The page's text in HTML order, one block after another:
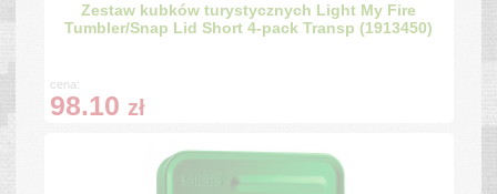
Zestaw kubków turystycznych Light My Fire
Tumbler/Snap Lid Short 4-pack Transp (1913450)
cena:
98.10 zł